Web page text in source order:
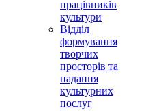
працівників
культури
Відділ
формування
творчих
просторів та
надання
культурних
послуг